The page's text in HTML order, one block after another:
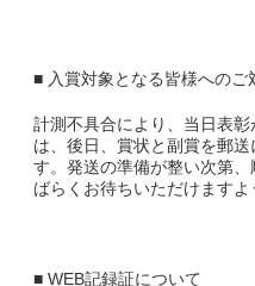
​■ 入賞対象となる皆様へのご
計測不具合により、当日表
は、後日、賞状と副賞を郵
す。発送の準備が整い次第
ばらくお待ちいただけますよ
■ WEB記録証について